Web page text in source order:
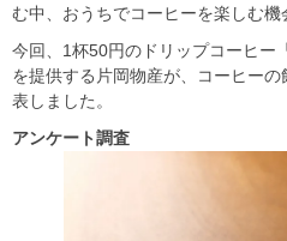
む中、おうちでコーヒーを楽しむ
今回、1杯50円のドリップコーヒー
を提供する片岡物産が、コーヒー
表しました。
アンケート調査